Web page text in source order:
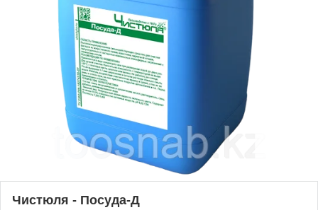
Чистюля - Посуда-Д